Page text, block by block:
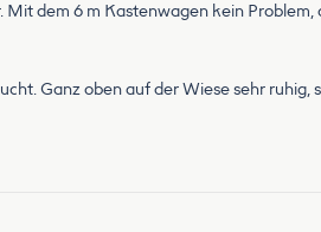
dem 6 m Kastenwagen kein
Ganz oben auf der Wiese sehr